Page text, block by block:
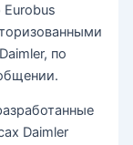
Eurobus
по
Daimler